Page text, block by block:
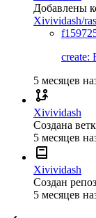
Добавлены
Xivividash/
create:
5 месяцев
Xivividash
Создана
5 месяцев
Xivividash
Создан
5 месяцев